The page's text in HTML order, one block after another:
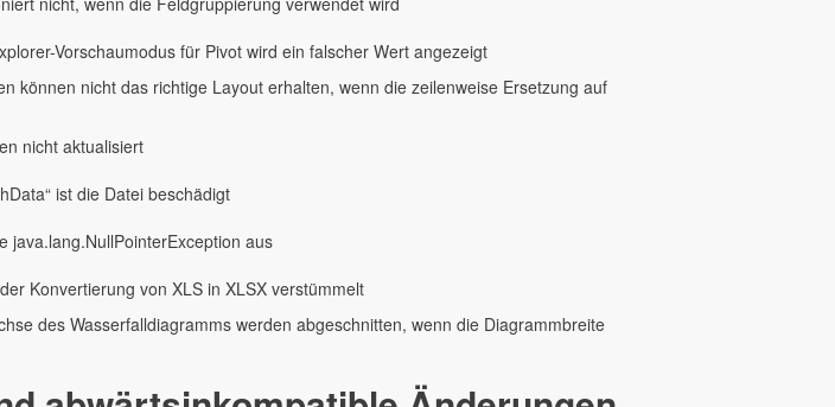
Vorschaumodus für Pivot wird ein falscher Wert angezeigt
können nicht das richtige Layout erhalten, wenn die zeilenweise Ersetzung auf
nicht aktualisiert
ist die Datei beschädigt
java.lang.NullPointerException aus
Konvertierung von XLS in XLSX verstümmelt
des Wasserfalldiagramms werden abgeschnitten, wenn die Diagrammbreite